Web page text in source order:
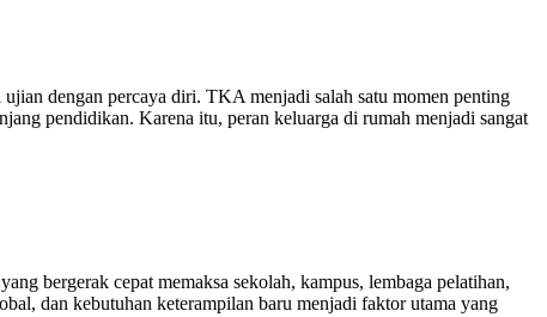
dengan percaya diri. TKA menjadi salah satu momen penting
pendidikan. Karena itu, peran keluarga di rumah menjadi sangat
bergerak cepat memaksa sekolah, kampus, lembaga pelatihan,
dan kebutuhan keterampilan baru menjadi faktor utama yang